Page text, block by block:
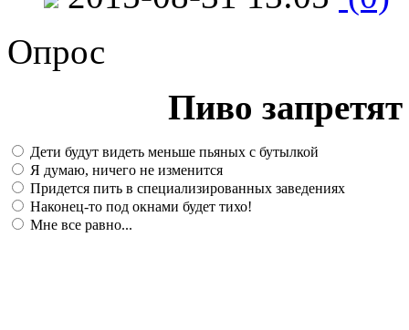
Опрос
Пиво
Дети будут видеть меньше пьяных с бутылкой
Я думаю, ничего не изменится
Придется пить в специализированных заведениях
Наконец-то под окнами будет тихо!
Мне все равно...